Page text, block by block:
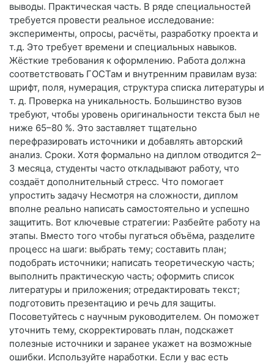
выводы. Практическая часть. В ряде специальностей
требуется провести реальное исследование:
эксперименты, опросы, расчёты, разработку проекта и
т. д. Это требует времени и специальных навыков.
Жёсткие требования к оформлению. Работа должна
соответствовать ГОСТам и внутренним правилам вуза:
шрифт, поля, нумерация, структура списка литературы и
т. д. Проверка на уникальность. Большинство вузов
требуют, чтобы уровень оригинальности текста был не
ниже 65–80 %. Это заставляет тщательно
перефразировать источники и добавлять авторский
анализ. Сроки. Хотя формально на диплом отводится 2–
3 месяца, студенты часто откладывают работу, что
создаёт дополнительный стресс. Что помогает
упростить задачу Несмотря на сложности, диплом
вполне реально написать самостоятельно и успешно
защитить. Вот ключевые стратегии: Разбейте работу на
этапы. Вместо того чтобы пугаться объёма, разделите
процесс на шаги: выбрать тему; составить план;
подобрать источники; написать теоретическую часть;
выполнить практическую часть; оформить список
литературы и приложения; отредактировать текст;
подготовить презентацию и речь для защиты.
Посоветуйтесь с научным руководителем. Он поможет
уточнить тему, скорректировать план, подскажет
полезные источники и заранее укажет на возможные
ошибки. Используйте наработки. Если у вас есть